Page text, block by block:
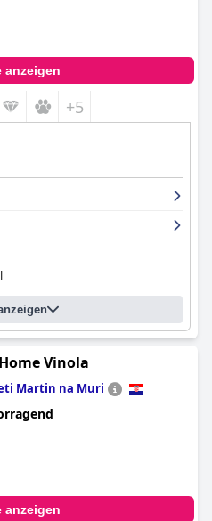
anzeigen
+5
Vinola
Martin na Muri
anzeigen